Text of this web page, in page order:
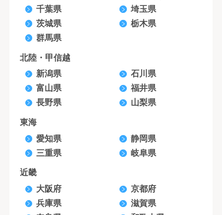
千葉県
埼玉県
茨城県
栃木県
群馬県
北陸・甲信越
新潟県
石川県
富山県
福井県
長野県
山梨県
東海
愛知県
静岡県
三重県
岐阜県
近畿
大阪府
京都府
兵庫県
滋賀県